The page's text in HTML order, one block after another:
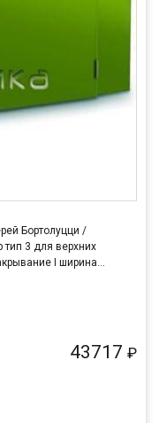
Бортолуцци /
3 для верхних
I ширина
43717 ₽